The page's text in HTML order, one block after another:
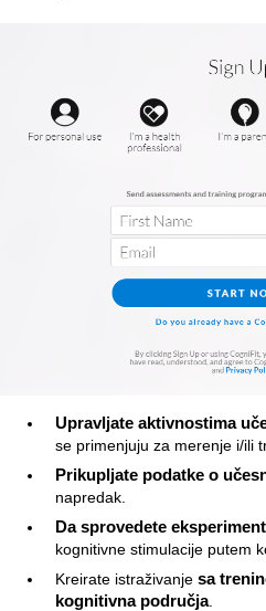
Upravljate aktivnostima
se primenjuju za merenje i/ili
Prikupljate podatke o
napredak.
Da sprovedete
kognitivne stimulacije putem
Kreirate istraživanjesa
kognitivna područja.